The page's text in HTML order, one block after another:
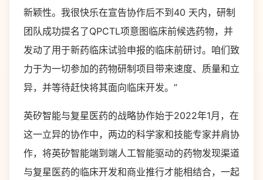
新颖性。我很快乐在宣告协作后不到40 天内，研制
团队成功提名了QPCTL项意图临床前候选药物，并
发动了用于新药临床试验申报的临床前研讨。咱们致
力于为一切参加的药物研制项目带来速度、质量和立
异，并等待赶快将其面向临床开发。”
英矽智能与复星医药的战略协作始于2022年1月，在
这一立异的协作中，两边的科学家和技能专家并肩协
作，将英矽智能端到端人工智能驱动的药物发现渠道
与复星医药的临床开发和商业推行才能相结合，一起